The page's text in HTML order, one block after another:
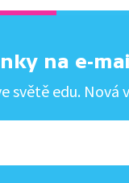
na e-
světě edu.